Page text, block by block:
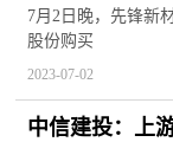
球时快讯
7月2日晚，先锋新
股份购买
2023-07-02
中信建投：上